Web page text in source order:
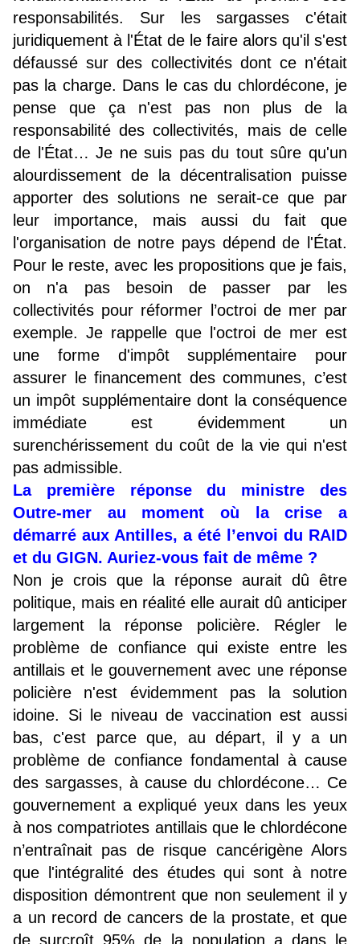
responsabilités. Sur les sargasses c'était
juridiquement à l'État de le faire alors qu'il s'est
défaussé sur des collectivités dont ce n'était
pas la charge. Dans le cas du chlordécone, je
pense que ça n'est pas non plus de la
responsabilité des collectivités, mais de celle
de l'État… Je ne suis pas du tout sûre qu'un
alourdissement de la décentralisation puisse
apporter des solutions ne serait-ce que par
leur importance, mais aussi du fait que
l'organisation de notre pays dépend de l'État.
Pour le reste, avec les propositions que je fais,
on n'a pas besoin de passer par les
collectivités pour réformer l’octroi de mer par
exemple. Je rappelle que l'octroi de mer est
une forme d'impôt supplémentaire pour
assurer le financement des communes, c’est
un impôt supplémentaire dont la conséquence
immédiate est évidemment un
surenchérissement du coût de la vie qui n'est
pas admissible.
La première réponse du ministre des
Outre-mer au moment où la crise a
démarré aux Antilles, a été l’envoi du RAID
et du GIGN. Auriez-vous fait de même ?
Non je crois que la réponse aurait dû être
politique, mais en réalité elle aurait dû anticiper
largement la réponse policière. Régler le
problème de confiance qui existe entre les
antillais et le gouvernement avec une réponse
policière n'est évidemment pas la solution
idoine. Si le niveau de vaccination est aussi
bas, c'est parce que, au départ, il y a un
problème de confiance fondamental à cause
des sargasses, à cause du chlordécone… Ce
gouvernement a expliqué yeux dans les yeux
à nos compatriotes antillais que le chlordécone
n’entraînait pas de risque cancérigène Alors
que l'intégralité des études qui sont à notre
disposition démontrent que non seulement il y
a un record de cancers de la prostate, et que
de surcroît 95% de la population a dans le